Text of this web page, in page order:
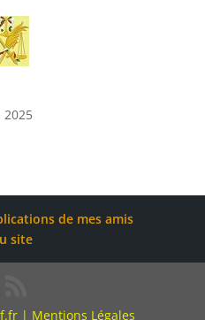
de mes amis
site
| Mentions Légales